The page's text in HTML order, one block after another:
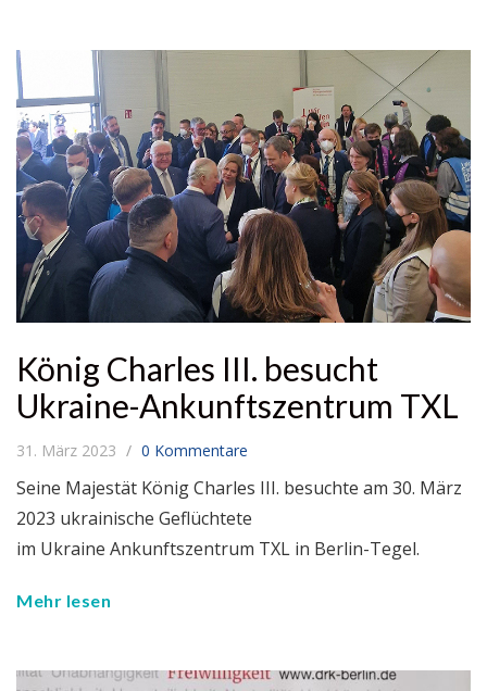
König Charles III. besucht
Ukraine-Ankunftszentrum TXL
31. März 2023 0 Kommentare
Seine Majestät König Charles III. besuchte am 30. März
2023 ukrainische Geflüchtete
im Ukraine Ankunftszentrum TXL in Berlin-Tegel.
Mehr lesen